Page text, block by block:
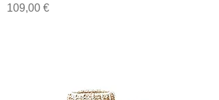
Preis
109,00 €